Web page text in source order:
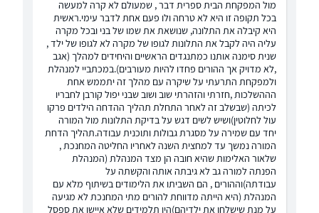
מול המפקחת הבית ספרית דבר , שמעולם לא קרה למעשה
בכל תקופה זו היא לא טרחה ולו פעם אחת לדבר עימי.ראשית
היא קיבלה את התלונה, שנושאת את שמו של בני ובכל מקרה
עליה היה לקבל את התלונות לגופו של מקרה לא לגופו של ילד ,
שנית סימנה אותנו כמתנגדים הראשיים והיחידים למהלך (אגב
,לא מדויק אך ההורים פחדו להיות מעורבים).במכתביי למנהלת
ולמפקחת התרעתי על שיקרה עם מהלך זה יתממש אחת
הההשלכות ,חזרתי והזהרתי שוב ושוב שבני יפול קורבן לחבריו
לכיתה (שבשלב זה לאחר התחלת תהליך ההדחה הילדים פרקו
עול לחלוטין)ושיש לשים דגש על בדיקת התלונות מול המורה
יחד עם שמירה על מסגרת גבולות ותוכנית עבודה.תהליך הדחת
המורה נמשך עד למחצית השנה לאחריו החליטה המחנכת ,
שלאור האלימות שהיא חובה הן מצד המנהלת (המנהלת
הפנתה למורה גב לא גיבתה אותה והקשתה על
עבודתה)וההורים , הם השביתו את הלימודים בשיתוף מלא עם
המנהלת (היא הייתה מדווחת להורים מתי המחנכת לא מגיעה
על מנת שישלחו את ילדיהם)היו תלמידים שלא איישו את ספסל